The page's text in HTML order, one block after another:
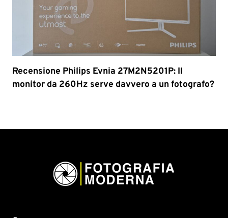
Recensione Philips Evnia 27M2N5201P: Il
monitor da 260Hz serve davvero a un fotografo?